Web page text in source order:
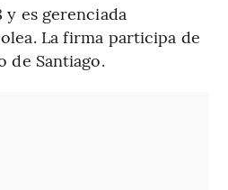
y es gerenciada
La firma participa de
de Santiago.